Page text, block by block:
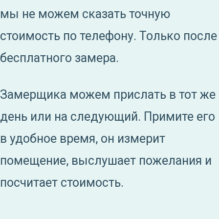
мы не можем сказать точную
стоимость по телефону. Только после
бесплатного замера.
Замерщика можем прислать в тот же
день или на следующий. Примите его
в удобное время, он измерит
помещение, выслушает пожелания и
посчитает стоимость.